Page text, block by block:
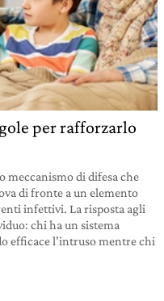
per rafforzarlo
meccanismo di difesa che
di fronte a un elemento
infettivi. La risposta agli
chi ha un sistema
efficace l’intruso mentre chi